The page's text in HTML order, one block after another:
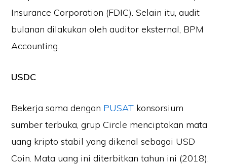
Insurance Corporation (FDIC). Selain itu, audit
bulanan dilakukan oleh auditor eksternal, BPM
Accounting.
USDC
Bekerja sama dengan PUSAT konsorsium
sumber terbuka, grup Circle menciptakan mata
uang kripto stabil yang dikenal sebagai USD
Coin. Mata uang ini diterbitkan tahun ini (2018).